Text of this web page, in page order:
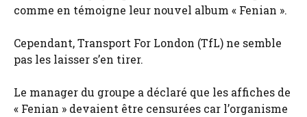
comme en témoigne leur nouvel album « Fenian ».
Cependant, Transport For London (TfL) ne semble
pas les laisser s’en tirer.
Le manager du groupe a déclaré que les affiches de
« Fenian » devaient être censurées car l’organisme